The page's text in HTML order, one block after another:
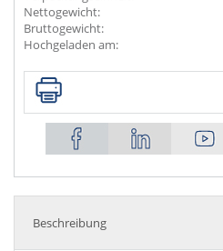
Nettogewicht:
Bruttogewicht:
Hochgeladen am:
Beschreibung